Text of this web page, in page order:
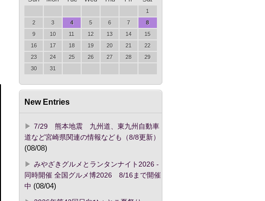
1
2
3 4 5 6 7
8
9
10 11 12 13 14
15
16
17 18 19 20 21
22
23
24 25 26 27 28
29
30
31
New Entries
7/29 熊本地震 九州道、東九州自動車
道など宮崎県関連の情報なども（8/8更新）
(08/08)
みやざきグルメとランタンナイト2026 -
同時開催 全国グルメ博2026 8/16まで開催
中 (08/04)